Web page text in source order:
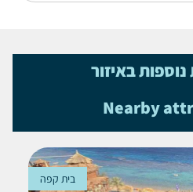
באיזור
Nearby
בית קפה